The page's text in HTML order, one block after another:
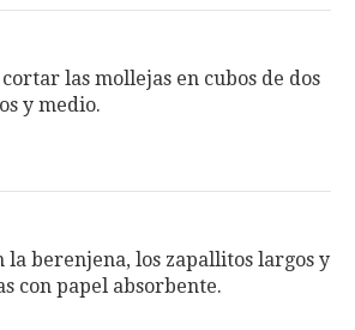
las mollejas en cubos de dos
y medio.
la berenjena, los zapallitos largos y
con papel absorbente.